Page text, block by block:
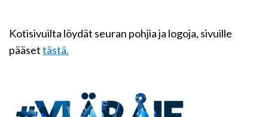
Kotisivuilta löydät seuran pohjia ja logoja, sivuille
pääsettästä.